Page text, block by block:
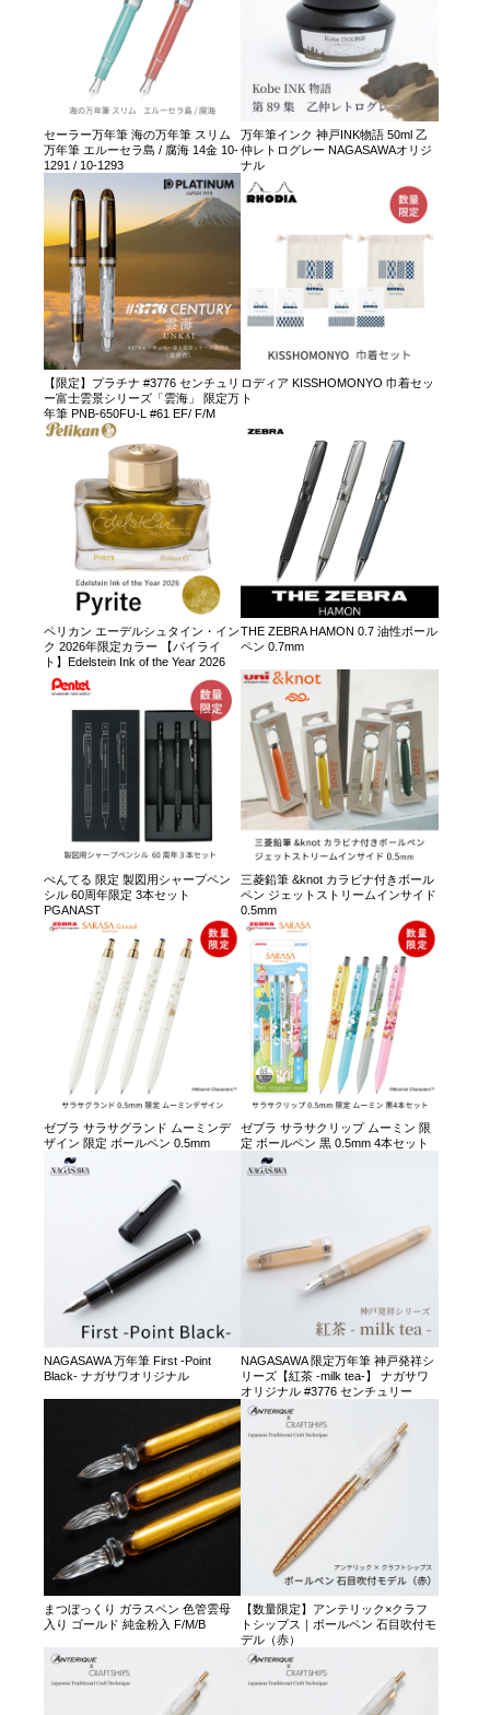
セーラー万年筆 海の万年筆 スリム
万年筆 エルーセラ島 / 腐海 14金 10-
1291 / 10-1293
万年筆インク 神戸INK物語 50ml 乙
仲レトログレー NAGASAWAオリジ
ナル
【限定】プラチナ #3776 センチュリ
ー富士雲景シリーズ「雲海」 限定万
年筆 PNB-650FU-L #61 EF/ F/M
ロディア KISSHOMONYO 巾着セッ
ト
ペリカン エーデルシュタイン・イン
ク 2026年限定カラー 【パイライ
ト】Edelstein Ink of the Year 2026
THE ZEBRA HAMON 0.7 油性ボール
ペン 0.7mm
ぺんてる 限定 製図用シャープペン
シル 60周年限定 3本セット
PGANAST
三菱鉛筆 &knot カラビナ付きボール
ペン ジェットストリームインサイド
0.5mm
ゼブラ サラサグランド ムーミンデ
ザイン 限定 ボールペン 0.5mm
ゼブラ サラサクリップ ムーミン 限
定 ボールペン 黒 0.5mm 4本セット
NAGASAWA 万年筆 First -Point
Black- ナガサワオリジナル
NAGASAWA 限定万年筆 神戸発祥シ
リーズ【紅茶 -milk tea-】 ナガサワ
オリジナル #3776 センチュリー
まつぼっくり ガラスペン 色管雲母
入り ゴールド 純金粉入 F/M/B
【数量限定】アンテリック×クラフ
トシップス｜ボールペン 石目吹付モ
デル（赤）